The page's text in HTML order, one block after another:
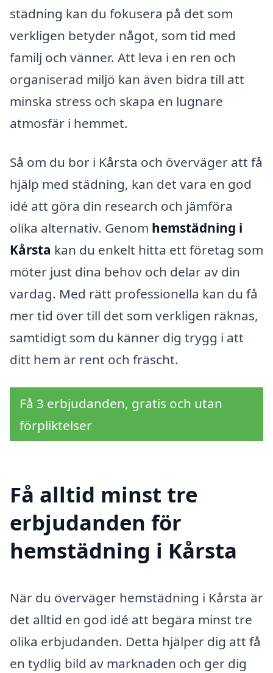
städning kan du fokusera på det som
verkligen betyder något, som tid med
familj och vänner. Att leva i en ren och
organiserad miljö kan även bidra till att
minska stress och skapa en lugnare
atmosfär i hemmet.
Så om du bor i Kårsta och överväger att få
hjälp med städning, kan det vara en god
idé att göra din research och jämföra
olika alternativ. Genom hemstädning i
Kårsta kan du enkelt hitta ett företag som
möter just dina behov och delar av din
vardag. Med rätt professionella kan du få
mer tid över till det som verkligen räknas,
samtidigt som du känner dig trygg i att
ditt hem är rent och fräscht.
Få 3 erbjudanden, gratis och utan
förpliktelser
Få alltid minst tre
erbjudanden för
hemstädning i Kårsta
När du överväger hemstädning i Kårsta är
det alltid en god idé att begära minst tre
olika erbjudanden. Detta hjälper dig att få
en tydlig bild av marknaden och ger dig